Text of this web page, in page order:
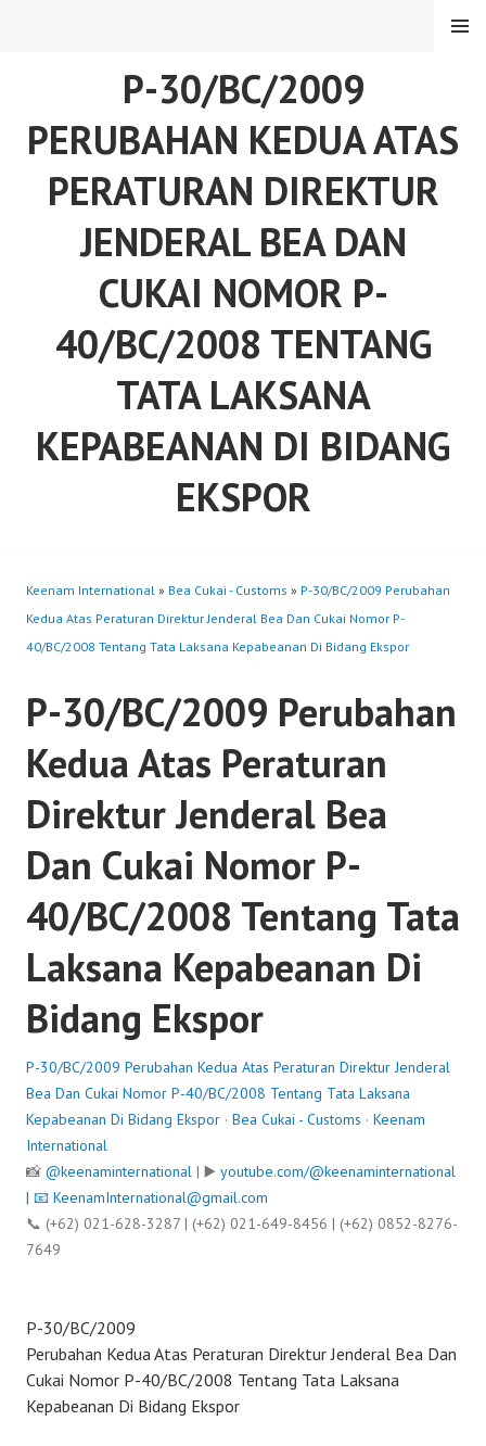
P-30/BC/2009
PERUBAHAN KEDUA ATAS
PERATURAN DIREKTUR
JENDERAL BEA DAN
CUKAI NOMOR P-
40/BC/2008 TENTANG
TATA LAKSANA
KEPABEANAN DI BIDANG
EKSPOR
MENU
Keenam International » Bea Cukai - Customs » P-30/BC/2009 Perubahan
Kedua Atas Peraturan Direktur Jenderal Bea Dan Cukai Nomor P-
40/BC/2008 Tentang Tata Laksana Kepabeanan Di Bidang Ekspor
P-30/BC/2009 Perubahan
Kedua Atas Peraturan
Direktur Jenderal Bea
Dan Cukai Nomor P-
40/BC/2008 Tentang Tata
Laksana Kepabeanan Di
Bidang Ekspor
P-30/BC/2009 Perubahan Kedua Atas Peraturan Direktur Jenderal
Bea Dan Cukai Nomor P-40/BC/2008 Tentang Tata Laksana
Kepabeanan Di Bidang Ekspor · Bea Cukai - Customs · Keenam
International
📸 @keenaminternational | ▶️ youtube.com/@keenaminternational
| 📧 KeenamInternational@gmail.com
📞 (+62) 021-628-3287 | (+62) 021-649-8456 | (+62) 0852-8276-
7649
P-30/BC/2009
Perubahan Kedua Atas Peraturan Direktur Jenderal Bea Dan
Cukai Nomor P-40/BC/2008 Tentang Tata Laksana
Kepabeanan Di Bidang Ekspor